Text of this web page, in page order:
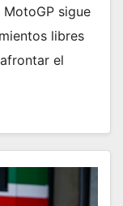
MotoGP sigue
libres
el